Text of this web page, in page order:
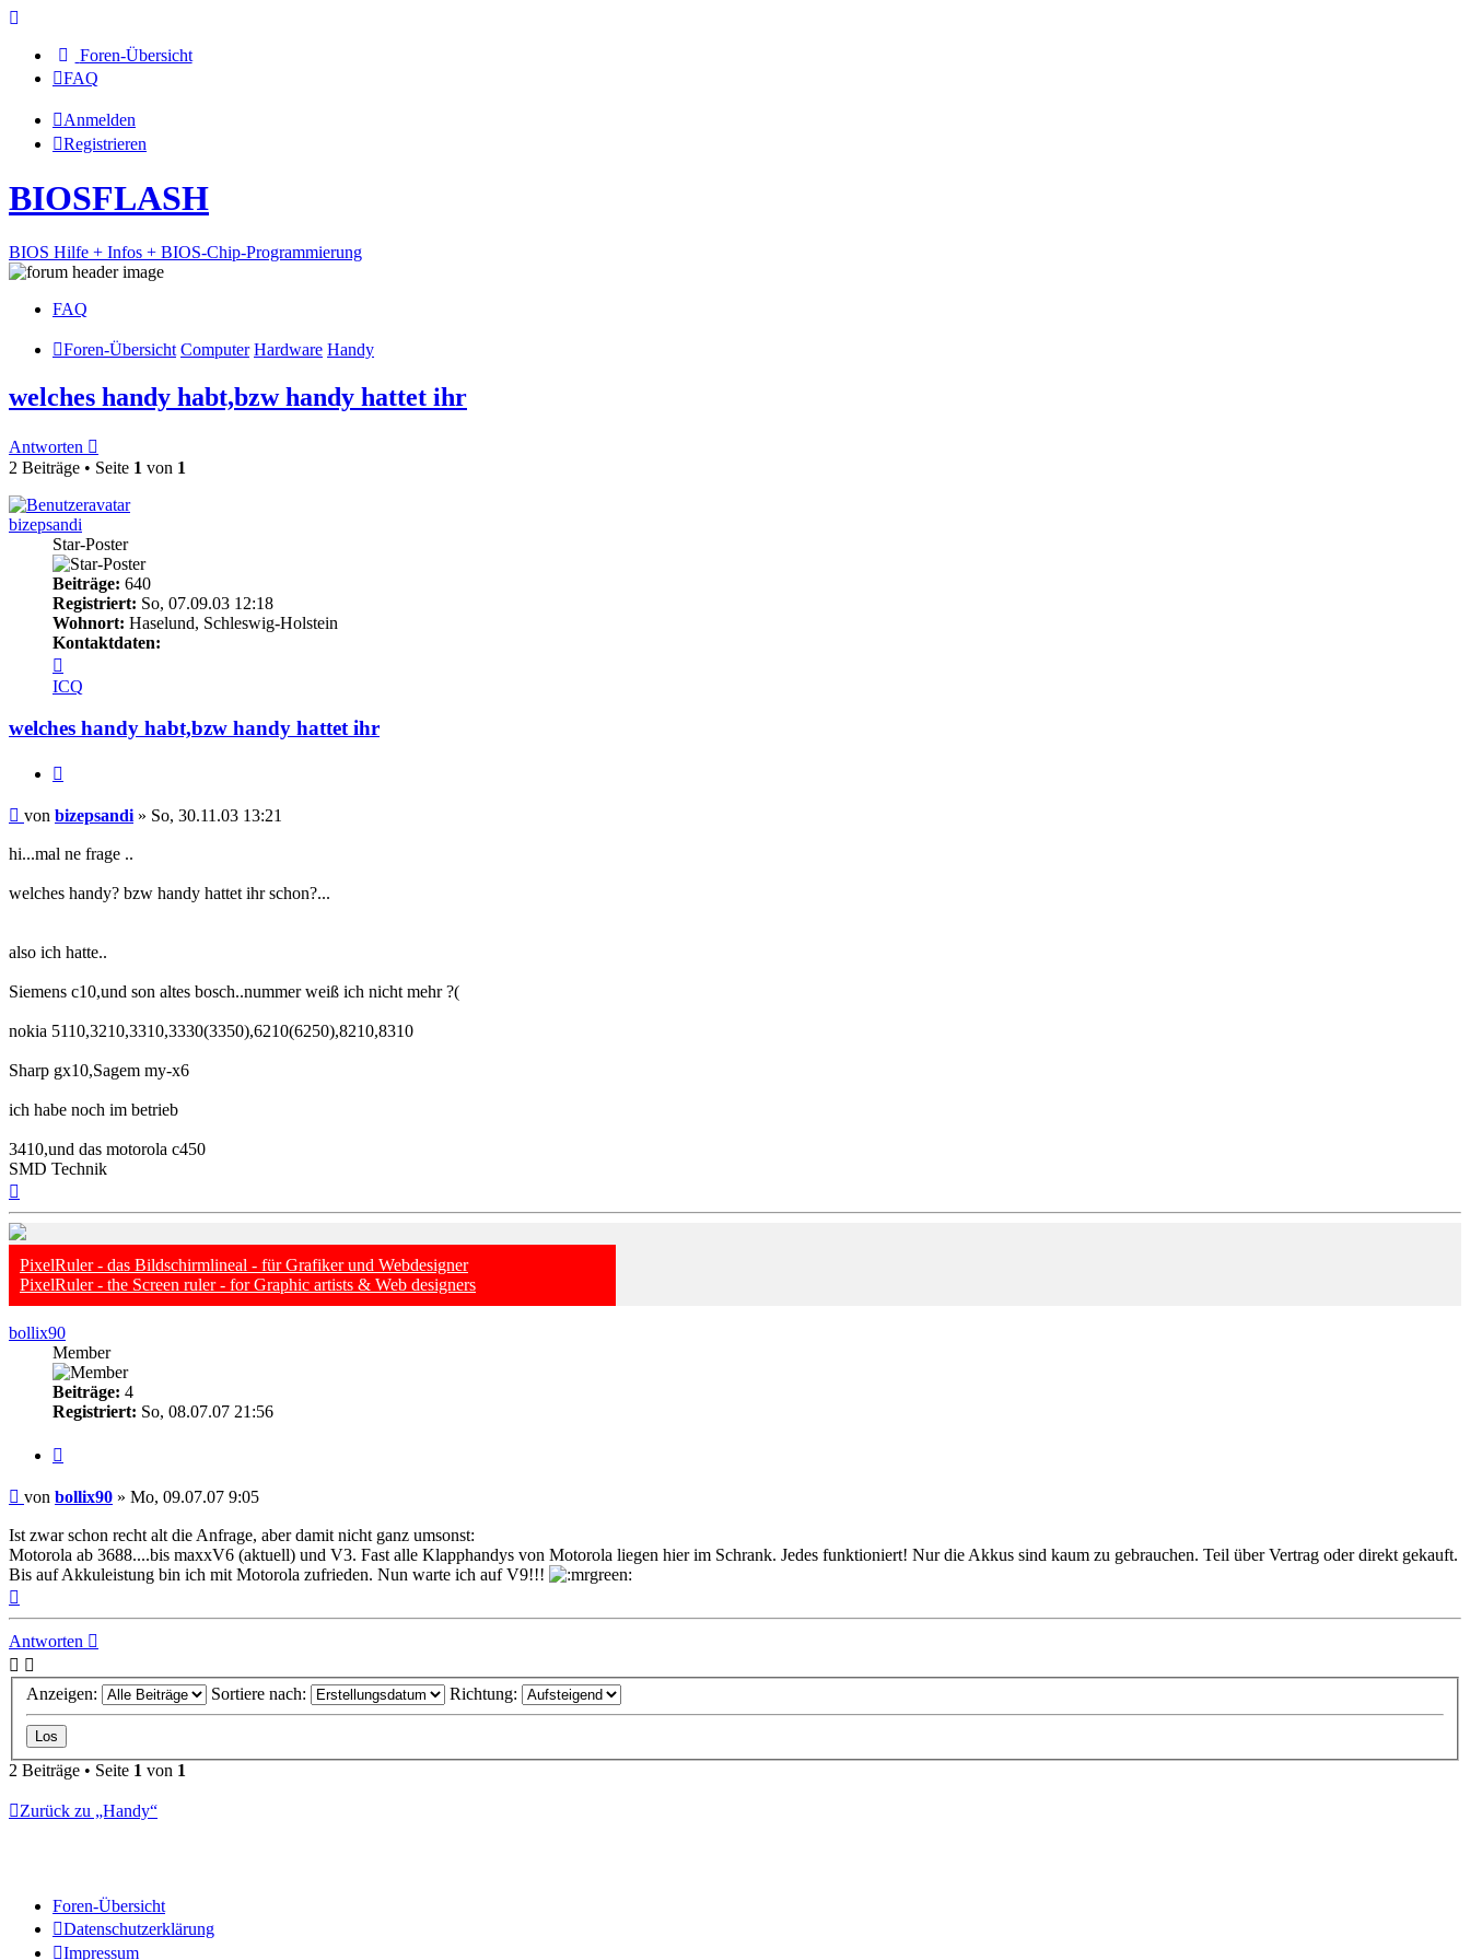
Foren-Übersicht
FAQ
Anmelden
Registrieren
BIOSFLASH
BIOS Hilfe + Infos + BIOS-Chip-Programmierung
FAQ
Foren-Übersicht Computer Hardware Handy
welches handy habt,bzw handy hattet ihr
Antworten
2 Beiträge • Seite 1 von 1
bizepsandi
Star-Poster
Beiträge: 640
Registriert: So, 07.09.03 12:18
Wohnort: Haselund, Schleswig-Holstein
Kontaktdaten:
von
bizepsandi
ICQ
welches handy habt,bzw handy hattet ihr
Beitrag
von bizepsandi » So, 30.11.03 13:21
hi...mal ne frage ..
welches handy? bzw handy hattet ihr schon?...
also ich hatte..
Siemens c10,und son altes bosch..nummer weiß ich nicht mehr ?(
nokia 5110,3210,3310,3330(3350),6210(6250),8210,8310
Sharp gx10,Sagem my-x6
ich habe noch im betrieb
3410,und das motorola c450
SMD Technik
PixelRuler - das Bildschirmlineal - für Grafiker und Webdesigner
PixelRuler - the Screen ruler - for Graphic artists & Web designers
bollix90
Member
Beiträge: 4
Registriert: So, 08.07.07 21:56
Beitrag
von bollix90 » Mo, 09.07.07 9:05
Ist zwar schon recht alt die Anfrage, aber damit nicht ganz umsonst:
Motorola ab 3688....bis maxxV6 (aktuell) und V3. Fast alle Klapphandys von Motorola liegen hier im Schrank. Jedes funktioniert! Nur die Akkus sind kaum zu gebrauchen. Teil über Vertrag oder direkt gekauft.
Bis auf Akkuleistung bin ich mit Motorola zufrieden. Nun warte ich auf V9!!!
Antworten
Anzeigen: Sortiere nach: Richtung:
2 Beiträge • Seite 1 von 1
Zurück zu „Handy“
Foren-Übersicht
Datenschutzerklärung
Impressum